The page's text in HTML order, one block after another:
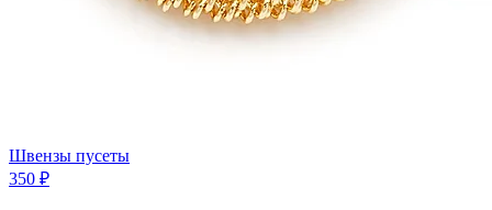
Швензы пусеты
350 ₽